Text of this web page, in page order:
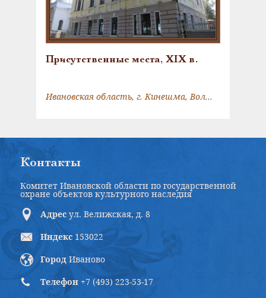
Присутственные места, XIX в.
Ивановская область, г. Кинешма, Волжский бульвар, д. 1
Контакты
Комитет Ивановской области по государственной
охране объектов культурного наследия
Адрес ул. Велижская, д. 8
Индекс 153022
Город Иваново
Телефон +7 (493) 223-53-17